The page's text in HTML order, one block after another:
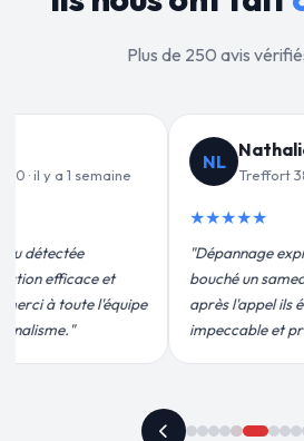
Plus de 250 avis
il y a 2 semaines
mon WC
20 minutes
là. Service
JF
Jean-
Treffort
★★★★★
"Remplacement de
moins de 2h.
conforme, chantier
recommande